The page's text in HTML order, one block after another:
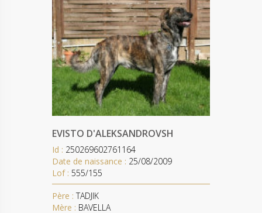
EVISTO D'ALEKSANDROVSH
Id : 250269602761164
Date de naissance : 25/08/2009
Lof : 555/155
Père :TADJIK
Mère : BAVELLA